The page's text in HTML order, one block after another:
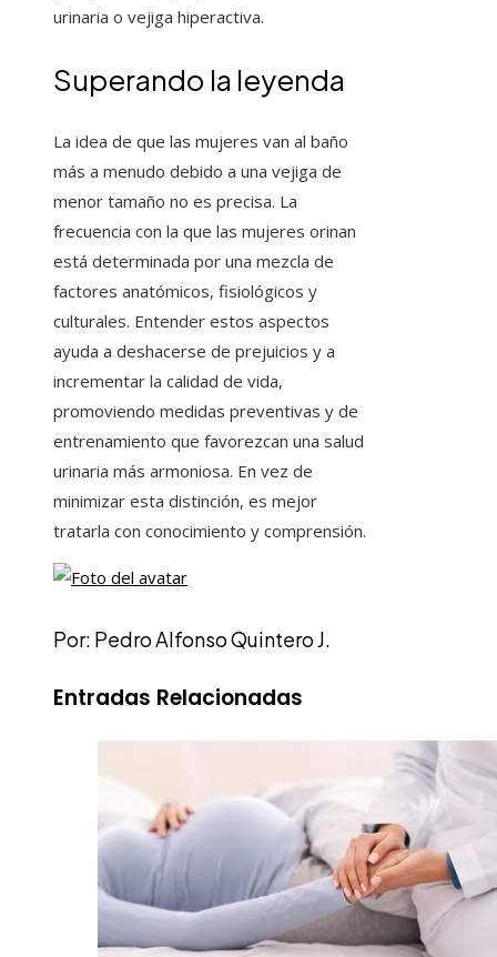
urinaria o vejiga hiperactiva.
Superando la leyenda
La idea de que las mujeres van al baño
más a menudo debido a una vejiga de
menor tamaño no es precisa. La
frecuencia con la que las mujeres orinan
está determinada por una mezcla de
factores anatómicos, fisiológicos y
culturales. Entender estos aspectos
ayuda a deshacerse de prejuicios y a
incrementar la calidad de vida,
promoviendo medidas preventivas y de
entrenamiento que favorezcan una salud
urinaria más armoniosa. En vez de
minimizar esta distinción, es mejor
tratarla con conocimiento y comprensión.
Por: Pedro Alfonso Quintero J.
Entradas Relacionadas